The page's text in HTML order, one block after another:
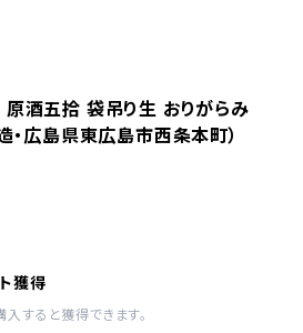
酒五拾 袋吊り生 おりがらみ
広島県東広島市西条本町）
獲得
入すると獲得できます。